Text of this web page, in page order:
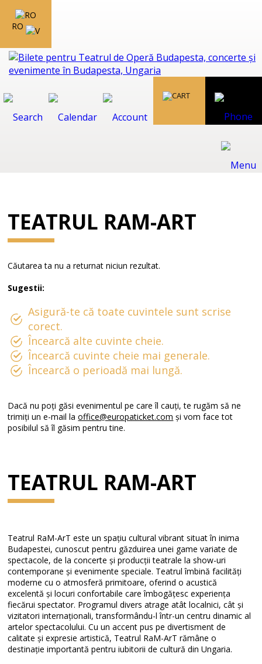
RO
TEATRUL RAM-ART
Căutarea ta nu a returnat niciun rezultat.
Sugestii:
Asigură-te că toate cuvintele sunt scrise
corect.
Încearcă alte cuvinte cheie.
Încearcă cuvinte cheie mai generale.
Încearcă o perioadă mai lungă.
Dacă nu poți găsi evenimentul pe care îl cauți, te rugăm să ne
trimiți un e-mail laoffice@europaticket.com și vom face tot
posibilul să îl găsim pentru tine.
TEATRUL RAM-ART
Teatrul RaM-ArT este un spațiu cultural vibrant situat în inima
Budapestei, cunoscut pentru găzduirea unei game variate de
spectacole, de la concerte și producții teatrale la show-uri
contemporane și evenimente speciale. Teatrul îmbină facilități
moderne cu o atmosferă primitoare, oferind o acustică
excelentă și locuri confortabile care îmbogățesc experiența
fiecărui spectator. Programul divers atrage atât localnici, cât și
vizitatori internaționali, transformându-l într-un centru dinamic al
artelor spectacolului. Cu un accent pus pe divertisment de
calitate și expresie artistică, Teatrul RaM-ArT rămâne o
destinație importantă pentru iubitorii de cultură din Ungaria.